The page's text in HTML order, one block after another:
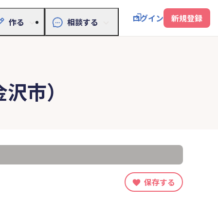
作る 相談する ログイン 新規登録
市）
保存する